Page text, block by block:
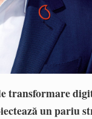
transformare
un pariu